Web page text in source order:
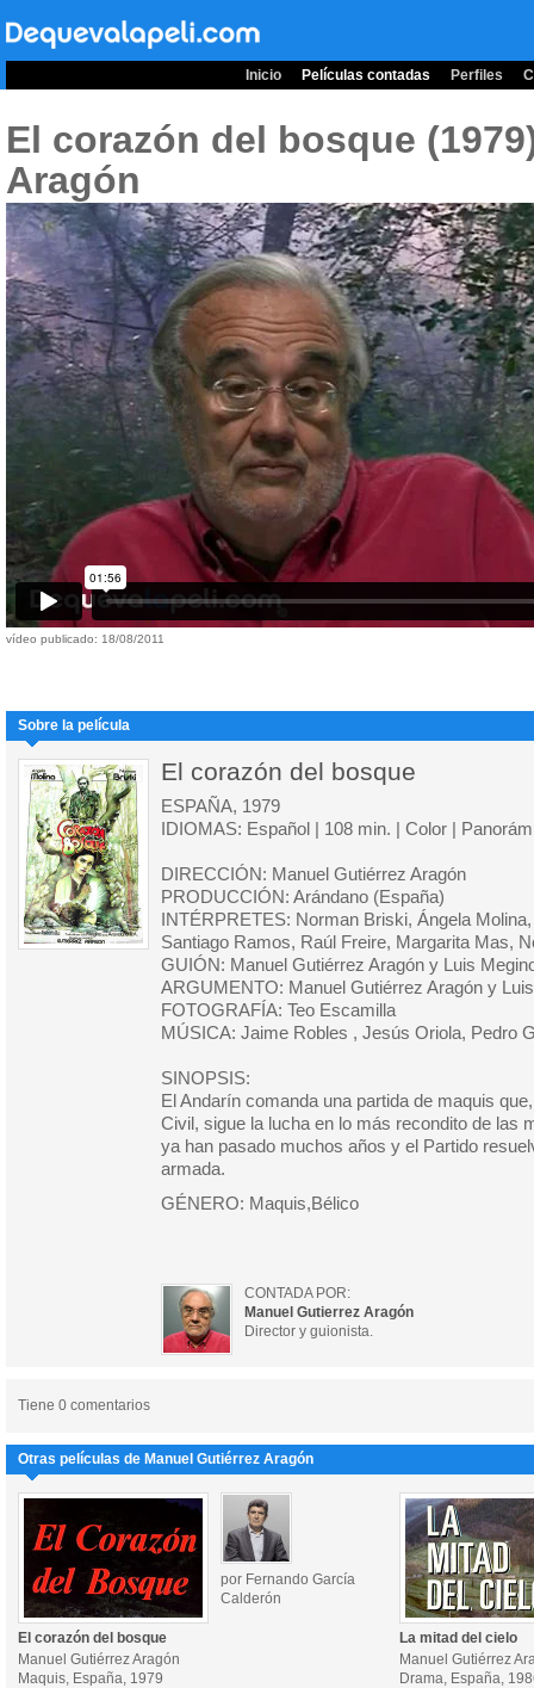
Inicio Películas contadas Perfiles
El corazón del bosque
Aragón
vídeo publicado: 18/08/2011
Sobre la película
El corazón del bosque
ESPAÑA, 1979
IDIOMAS: Español | 108 min. | Color |
DIRECCIÓN: Manuel Gutiérrez Aragón
PRODUCCIÓN: Arándano (España)
INTÉRPRETES: Norman Briski, Ángela
Santiago Ramos, Raúl Freire, Margarita Mas,
GUIÓN: Manuel Gutiérrez Aragón y Luis
ARGUMENTO: Manuel Gutiérrez Aragón y
FOTOGRAFÍA: Teo Escamilla
MÚSICA: Jaime Robles , Jesús Oriola, Pedro
SINOPSIS:
El Andarín comanda una partida de maquis
Civil, sigue la lucha en lo más recondito de las
ya han pasado muchos años y el Partido
armada.
GÉNERO: Maquis,Bélico
CONTADA POR:
Manuel Gutierrez Aragón
Director y guionista.
Tiene 0 comentarios
Otras películas de Manuel Gutiérrez Aragón
por Fernando García
Calderón
El corazón del bosque
Manuel Gutiérrez Aragón
Maquis, España, 1979
La mitad del cielo
Manuel Gutiérrez
Drama, España,